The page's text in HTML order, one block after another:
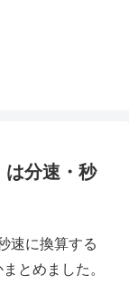
は分速・秒
速に換算する
とめました。